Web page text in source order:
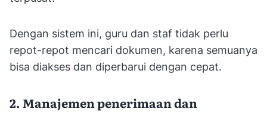
Dengan sistem ini, guru dan staf tidak perlu
repot-repot mencari dokumen, karena semuanya
bisa diakses dan diperbarui dengan cepat.
2. Manajemen penerimaan dan